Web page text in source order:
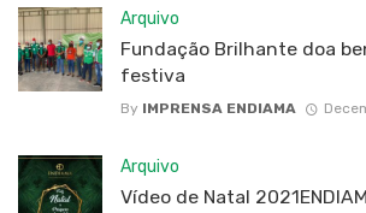
Arquivo
Fundação Brilhante doa
festiva
By IMPRENSA ENDIAMA
Arquivo
Vídeo de Natal